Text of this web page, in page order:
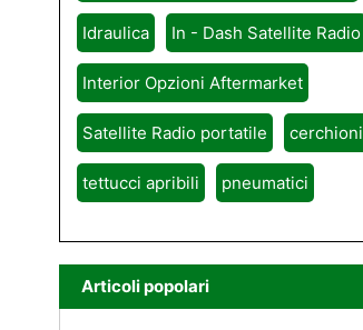
Idraulica In - Dash Satellite Radio
Interior Opzioni Aftermarket
Satellite Radio portatile cerchioni
tettucci apribili pneumatici
Articoli popolari